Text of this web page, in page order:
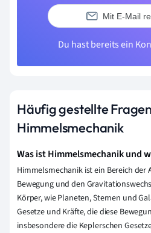
Mit E-Mail
Du hast bereits ein
Häufig gestellte
Himmelsmechanik
Was ist Himmelsmechanik und
Himmelsmechanik ist ein Bereich
Bewegung und den
Körper, wie Planeten, Sternen und
Gesetze und Kräfte, die diese
insbesondere die Keplerschen